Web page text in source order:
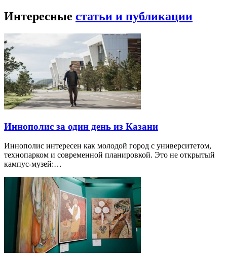
Интересные статьи и публикации
Иннополис за один день из Казани
Иннополис интересен как молодой город с университетом,
технопарком и современной планировкой. Это не открытый
кампус-музей:…